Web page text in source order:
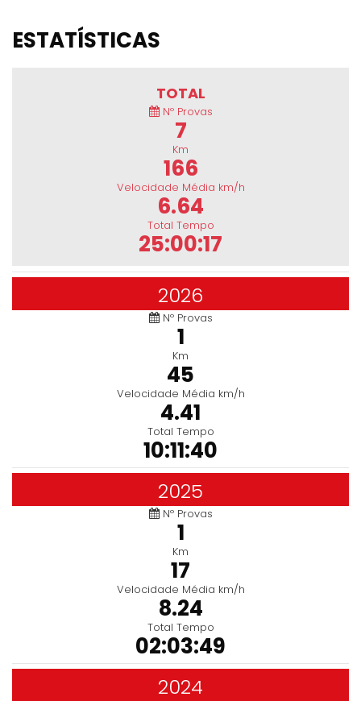
ESTATÍSTICAS
TOTAL
Nº Provas
7
Km
166
Velocidade Média km/h
6.64
Total Tempo
25:00:17
2026
Nº Provas
1
Km
45
Velocidade Média km/h
4.41
Total Tempo
10:11:40
2025
Nº Provas
1
Km
17
Velocidade Média km/h
8.24
Total Tempo
02:03:49
2024